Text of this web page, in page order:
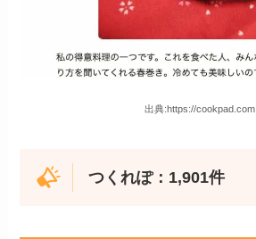
出典:https://cookpad.com
つくれぽ：1,901件